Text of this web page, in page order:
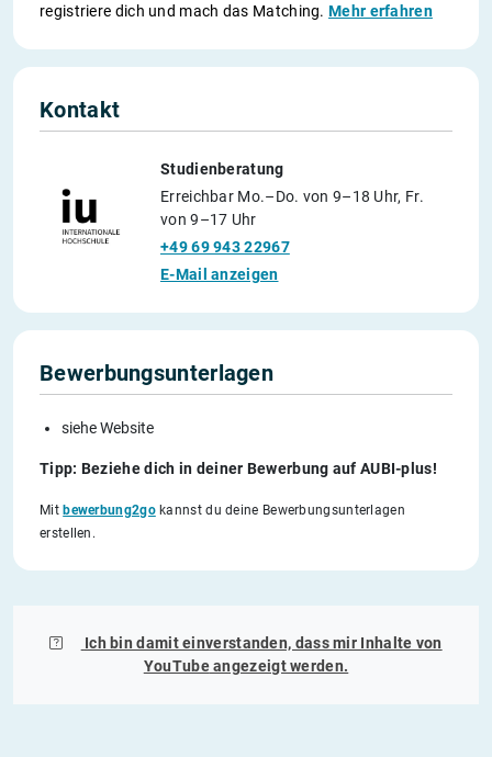
registriere dich und mach das Matching.Mehr erfahren
Kontakt
Studienberatung
Erreichbar Mo.–Do. von 9–18 Uhr, Fr.
von 9–17 Uhr
+49 69 943 22967
E-Mail anzeigen
Bewerbungsunterlagen
siehe Website
Tipp: Beziehe dich in deiner Bewerbung auf AUBI-plus!
Mitbewerbung2gokannst du deine Bewerbungsunterlagen
erstellen.
Ich bin damit einverstanden, dass mir Inhalte von
YouTubeangezeigt werden.